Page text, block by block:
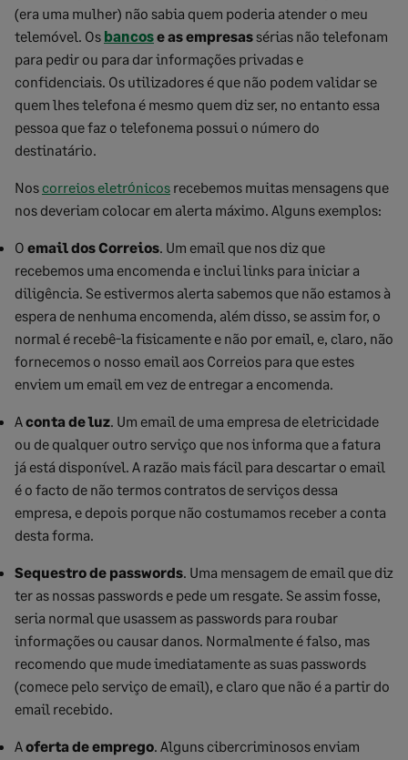
(era uma mulher) não sabia quem poderia atender o meu
telemóvel. Os bancose as empresassérias não telefonam
para pedir ou para dar informações privadas e
confidenciais. Os utilizadores é que não podem validar se
quem lhes telefona é mesmo quem diz ser, no entanto essa
pessoa que faz o telefonema possui o número do
destinatário.
Nos correios eletrónicos recebemos muitas mensagens que
nos deveriam colocar em alerta máximo. Alguns exemplos:
O email dos Correios. Um email que nos diz que
recebemos uma encomenda e inclui links para iniciar a
diligência. Se estivermos alerta sabemos que não estamos à
espera de nenhuma encomenda, além disso, se assim for, o
normal é recebê-la fisicamente e não por email, e, claro, não
fornecemos o nosso email aos Correios para que estes
enviem um email em vez de entregar a encomenda.
Aconta de luz. Um email de uma empresa de eletricidade
ou de qualquer outro serviço que nos informa que a fatura
já está disponível. A razão mais fácil para descartar o email
é o facto de não termos contratos de serviços dessa
empresa, e depois porque não costumamos receber a conta
desta forma.
Sequestro de passwords. Uma mensagem de email que diz
ter as nossas passwords e pede um resgate. Se assim fosse,
seria normal que usassem as passwords para roubar
informações ou causar danos. Normalmente é falso, mas
recomendo que mude imediatamente as suas passwords
(comece pelo serviço de email), e claro que não é a partir do
email recebido.
Aoferta de emprego. Alguns cibercriminosos enviam